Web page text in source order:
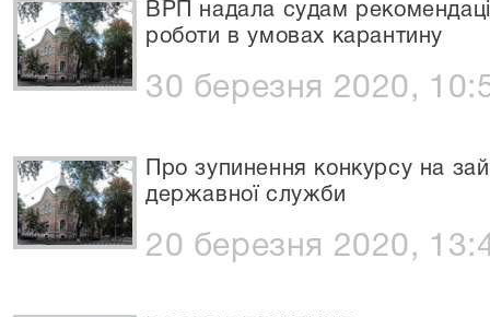
ВРП надала судам
роботи в умовах карантину
30 березня 2020,
Про зупинення конкурсу на
державної служби
20 березня 2020,